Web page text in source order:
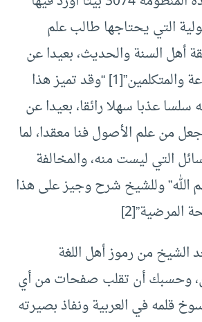
التي يحتاجها طالب علم
أهل السنة والحديث، بعيدا عن
والمتكلمين”[1] “وقد تميز هذا
سلسا عذبا سهلا رائقا، بعيدا عن
من علم الأصول فنا معقدا، لما
التي ليست منه، والمخالفة
الله” وللشيخ شرح وجيز على هذا
المرضية”[2]
الشيخ من رموز أهل اللغة
وحسبك أن تقلب صفحات من أي
قلمه في العربية ونفاذ بصيرته